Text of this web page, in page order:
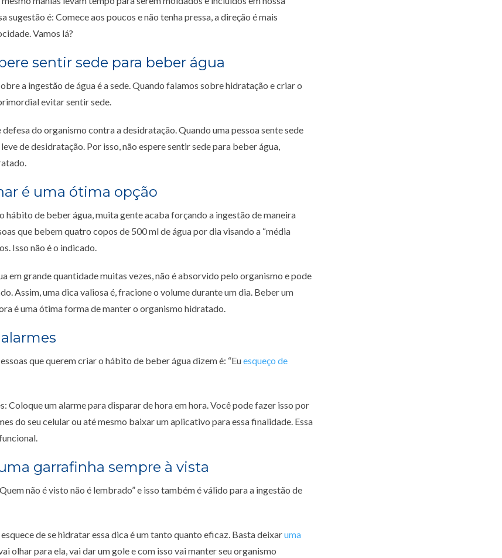
sugestão é: Comece aos poucos e não tenha pressa, a direção é mais
Vamos lá?
sentir sede para beber água
a ingestão de água é a sede. Quando falamos sobre hidratação e criar o
evitar sentir sede.
defesa do organismo contra a desidratação. Quando uma pessoa sente sede
de desidratação. Por isso, não espere sentir sede para beber água,
é uma ótima opção
hábito de beber água, muita gente acaba forçando a ingestão de maneira
que bebem quatro copos de 500 ml de água por dia visando a “média
Isso não é o indicado.
em grande quantidade muitas vezes, não é absorvido pelo organismo e pode
Assim, uma dica valiosa é, fracione o volume durante um dia. Beber um
é uma ótima forma de manter o organismo hidratado.
que querem criar o hábito de beber água dizem é: “Euesqueço de
Coloque um alarme para disparar de hora em hora. Você pode fazer isso por
do seu celular ou até mesmo baixar um aplicativo para essa finalidade. Essa
garrafinha sempre à vista
não é visto não é lembrado” e isso também é válido para a ingestão de
esquece de se hidratar essa dica é um tanto quanto eficaz. Basta deixaruma
olhar para ela, vai dar um gole e com isso vai manter seu organismo